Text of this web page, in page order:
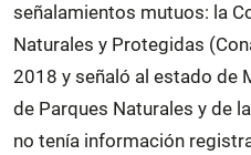
señalamientos mutuos: la
Naturales y Protegidas
2018 y señaló al estado de
de Parques Naturales y de
no tenía información